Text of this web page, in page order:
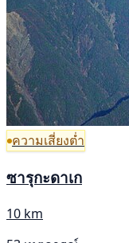
ความเสี่ยงต่ำ
ซารุกะดาเก
10 km